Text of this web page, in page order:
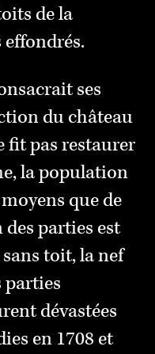
de la
ses
du château
fit pas restaurer
la population
que de
parties est
toit, la nef
parties
dévastées
en 1708 et